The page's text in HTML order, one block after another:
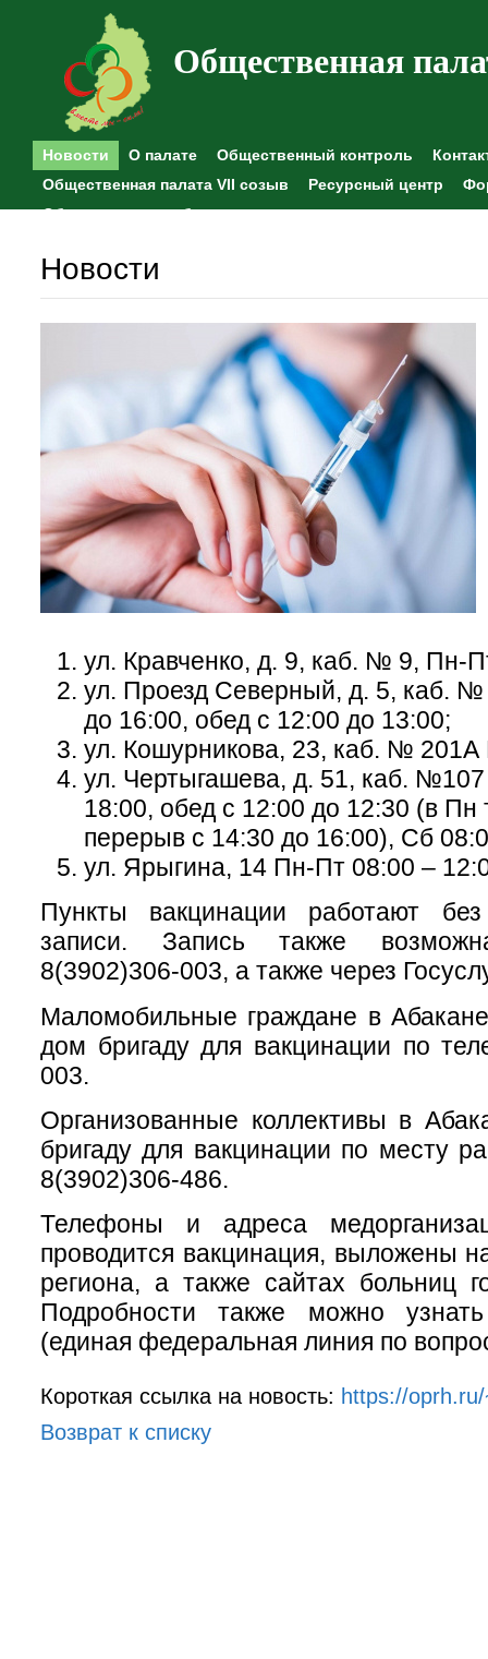
Общественная
Новости О палате Общественный контроль
Общественная палата VII созыв
Ресурсный центр
Общественные наблюдения
Новости
ул. Кравченко, д. 9, каб. № 9, Пн-
ул. Проезд Северный, д. 5, каб.
до 16:00, обед с 12:00 до 13:00;
ул. Кошурникова, 23, каб. №
ул. Чертыгашева, д. 51, каб.
18:00, обед с 12:00 до 12:30 (в Пн
перерыв с 14:30 до 16:00), Сб
ул. Ярыгина, 14 Пн-Пт 08:00 –
Пункты вакцинации работают без
записи. Запись также
8(3902)306-003, а также через
Маломобильные граждане в
дом бригаду для вакцинации по
003.
Организованные коллективы в
бригаду для вакцинации по месту
8(3902)306-486.
Телефоны и адреса
проводится вакцинация, выложены
региона, а также сайтах больниц
Подробности также можно
(единая федеральная линия по
Короткая ссылка на новость: https://
Возврат к списку